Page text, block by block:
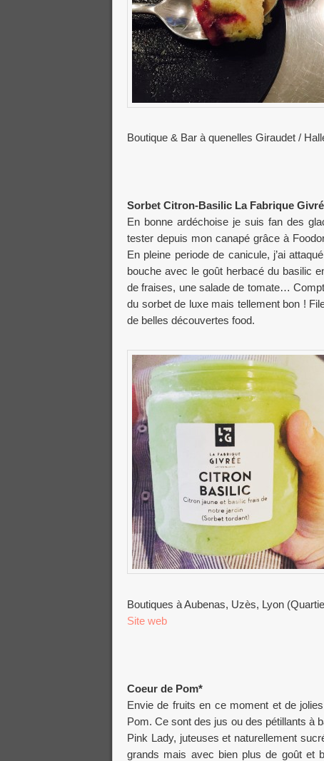
Boutique & Bar à quenelles Giraudet /
Sorbet Citron-Basilic La Fabrique
En bonne ardéchoise je suis fan des
tester depuis mon canapé grâce à
En pleine periode de canicule, j’ai
bouche avec le goût herbacé du basilic
de fraises, une salade de tomate…
du sorbet de luxe mais tellement bon !
de belles découvertes food.
Boutiques à Aubenas, Uzès, Lyon
Site web
Coeur de Pom*
Envie de fruits en ce moment et de
Pom. Ce sont des jus ou des pétillants à
Pink Lady, juteuses et naturellement
grands mais avec bien plus de goût et